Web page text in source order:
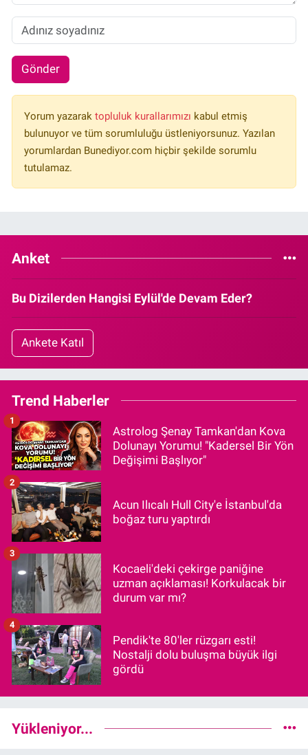
Gönder
Yorum yazarak topluluk kurallarımızı kabul etmiş
bulunuyor ve tüm sorumluluğu üstleniyorsunuz. Yazılan
yorumlardan Bunediyor.com hiçbir şekilde sorumlu
tutulamaz.
Anket
Bu Dizilerden Hangisi Eylül'de Devam Eder?
Ankete Katıl
Trend Haberler
Astrolog Şenay Tamkan'dan Kova
Dolunayı Yorumu! "Kadersel Bir Yön
Değişimi Başlıyor"
1
Acun Ilıcalı Hull City'e İstanbul'da
boğaz turu yaptırdı
2
Kocaeli'deki çekirge paniğine
uzman açıklaması! Korkulacak bir
durum var mı?
3
Pendik'te 80'ler rüzgarı esti!
Nostalji dolu buluşma büyük ilgi
gördü
4
Yükleniyor...